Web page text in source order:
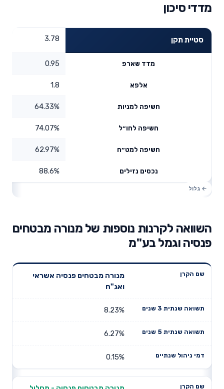
מדדי סיכון
סטיית תקן 3.78
מדד שארפ 0.95
אלפא 1.8
חשיפה למניות 64.33%
חשיפה לחו״ל 74.07%
חשיפה למט״ח 62.97%
נכסים נזילים 88.6%
השוואה לקרנות נוספות של מנורה מבטחים
פנסיה וגמל בע"מ
שנתית 3
תשואה
דמי ניהול
מנורה מבטחים פנסיה אשראי
ואג"ח
8.23%
6.27%
0.15%